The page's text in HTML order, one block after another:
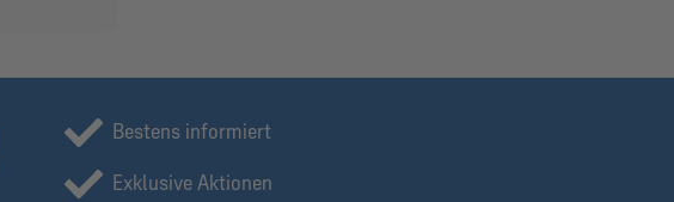
Bestens informiert
Exklusive Aktionen